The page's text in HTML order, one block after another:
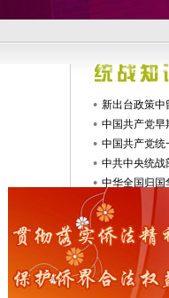
新出台政策中
中国共产党早
中国共产党统
中共中央统战
中华全国归国
中国国民党革
中国民主同盟
中国民主建国
中国民主促进
中国农工民主